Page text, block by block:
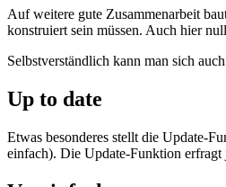
Auf weitere gute Zusammenarbeit
konstruiert sein müssen. Auch hier
Selbstverständlich kann man sich
Up to date
Etwas besonderes stellt die Update-
einfach). Die Update-­Funktion